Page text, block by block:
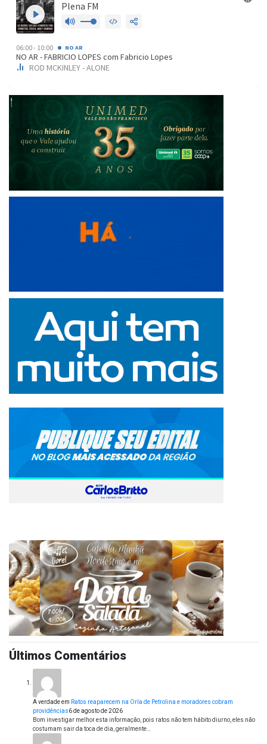
Últimos Comentários
A verdadeem Ratos reaparecem na Orla de Petrolina e moradores cobram
providências6 de agosto de 2026
Bom investigar melhor esta informação, pois ratos não tem hábito diurno, eles não
costumam sair da toca de dia, geralmente…